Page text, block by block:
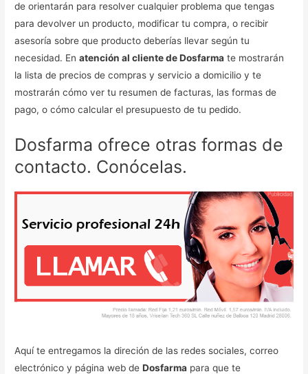
de orientarán para resolver cualquier problema que tengas
para devolver un producto, modificar tu compra, o recibir
asesoría sobre que producto deberías llevar según tu
necesidad. Enatención al cliente de Dosfarma te mostrarán
la lista de precios de compras y servicio a domicilio y te
mostrarán cómo ver tu resumen de facturas, las formas de
pago, o cómo calcular el presupuesto de tu pedido.
Dosfarma ofrece otras formas de
contacto. Conócelas.
Aquí te entregamos la direción de las redes sociales, correo
electrónico y página web deDosfarma para que te